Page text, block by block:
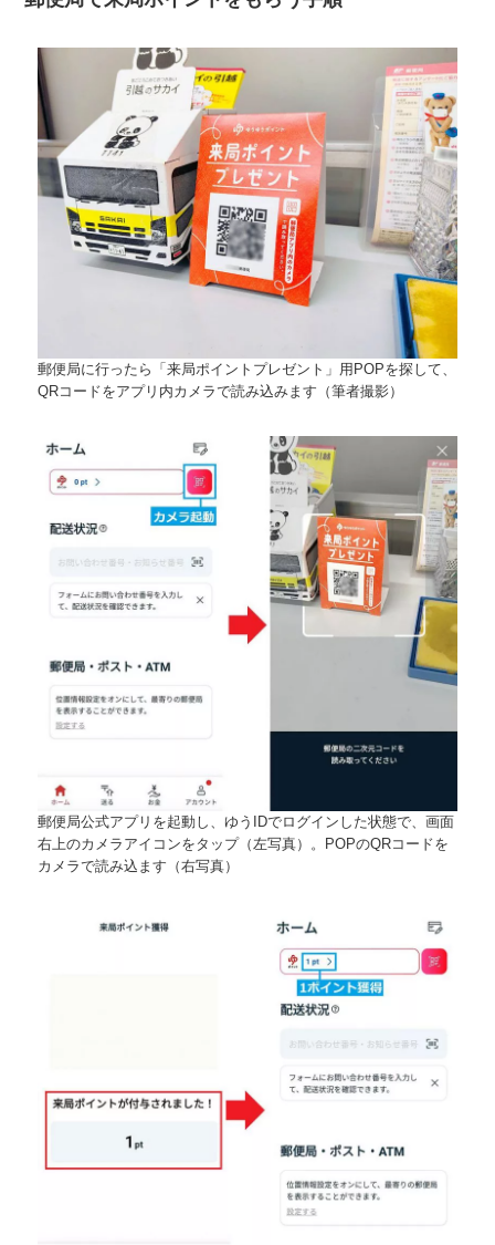
郵便局に行ったら「来局ポイントプレゼント」用POPを探して、
QRコードをアプリ内カメラで読み込みます（筆者撮影）
郵便局公式アプリを起動し、ゆうIDでログインした状態で、画面
右上のカメラアイコンをタップ（左写真）。POPのQRコードを
カメラで読み込ます（右写真）